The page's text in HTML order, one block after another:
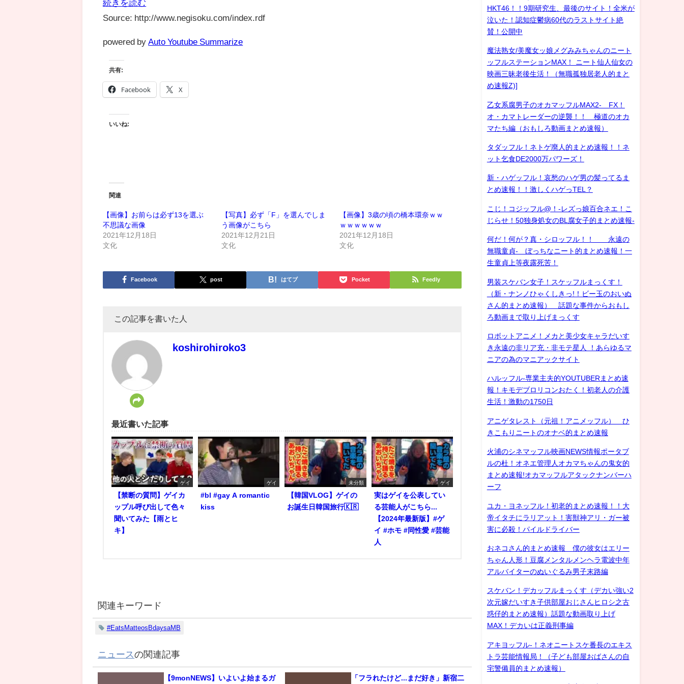
続きを読む
Source: http://www.negisoku.com/index.rdf
powered by Auto Youtube Summarize
共有:
Facebook X
いいね:
関連
【画像】お前らは必ず13を選ぶ
不思議な画像
2021年12月18日
文化
【写真】必ず「F」を選んでしま
う画像がこちら
2021年12月21日
文化
【画像】3歳の頃の橋本環奈ｗｗ
ｗｗｗｗｗｗ
2021年12月18日
文化
Facebook post はてブ Pocket Feedly
この記事を書いた人
koshirohiroko3
最近書いた記事
ゲイ
【禁断の質問】ゲイカ
ップル呼び出して色々
聞いてみた【雨とヒ
キ】
ゲイ
#bl #gay A romantic
kiss
未分類
【韓国VLOG】ゲイの
お誕生日韓国旅行🇰🇷
ゲイ
実はゲイを公表してい
る芸能人がこちら...
【2024年最新版】#ゲ
イ #ホモ #同性愛 #芸能
人
関連キーワード
#EatsMatteosBdaysaMB
ニュースの関連記事
【9monNEWS】いよいよ始まるガ 「フラれたけど...まだ好き」新宿二
HKT46！！9期研究生、最後のサイト！全米が
泣いた！認知症鬱病60代のラストサイト絶
賛！公開中
魔法熟女/美魔女ッ娘メグみみちゃんのニート
ッフルステーションMAX！ ニート仙人仙女の
映画三昧老後生活！（無職孤独居老人的まと
め速報Z)]
乙女系腐男子のオカマッフルMAX2- FX！
オ・カマトレーダーの逆襲！！ 極道のオカ
マたち編（おもしろ動画まとめ速報）
タダッフル！ネトゲ廃人的まとめ速報！！ネ
ット乞食DE2000万パワーズ！
新・ハゲッフル！哀愁のハゲ男の髪ってるま
とめ速報！！激しくハゲっTEL？
こじ！コジッフル@！-レズっ娘百合ネエ！こ
じらせ！50独身処女のBL腐女子的まとめ速報-
何だ！何が？真・シロッフル！！ 永遠の
無職童貞- ぼっちなニート的まとめ速報！一
生童貞上等夜露死苦！
男装スケバン女子！スケッフルまっくす！
（新・ナンノひゃくしきっ!！ビー玉のおいぬ
さん的まとめ速報） 話題な事件からおもし
ろ動画まで取り上げまっくす
ロボットアニメ！メカと美少女キャラだいす
き永遠の非リア充・非モテ星人 ！あらゆるマ
ニアの為のマニアックサイト
ハルッフル-専業主夫的YOUTUBERまとめ速
報！キモデブロリコンおたく！初老人の介護
生活！激動の1750日
アニゲタレスト（元祖！アニメッフル） ひ
きこもりニートのオナベ的まとめ速報
火浦のシネマッフル映画NEWS情報ポータブ
ルの杜！オネエ管理人オカマちゃんの鬼女的
まとめ速報!オカマッフルアタックナンバーハ
ーフ
ユカ・ヨネッフル！初老的まとめ速報！！大
帝イタチにラリアット！害獣神アリ・ガー被
害に必殺！パイルドライバー
おネコさん的まとめ速報 僕の彼女はエリー
ちゃん人形！豆腐メンタルメンヘラ電波中年
アルバイターのぬいぐるみ男子末路編
スケバン！デカッフルまっくす（デカい強い2
次元嫁だいすき子供部屋おじさんヒロシ之古
惑仔的まとめ速報）話題な動画取り上げ
MAX！デカいは正義刑事編
アキヨッフル-！ネオニートスケ番長のエキス
トラ芸能情報局！（子ども部屋おばさんの自
宅警備員的まとめ速報）